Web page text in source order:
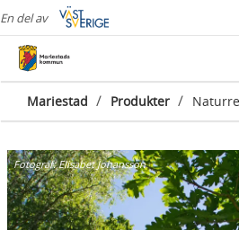
En del av
Mariestad / Produkter /
Fotograf:Elisabet Johansson